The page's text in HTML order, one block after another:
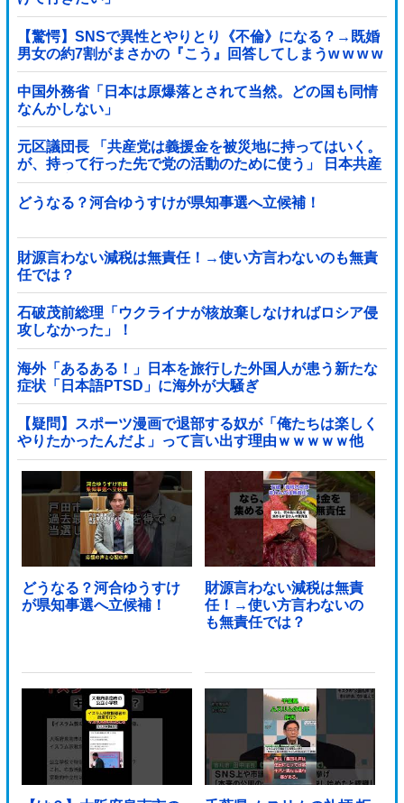
【驚愕】SNSで異性とやりとり《不倫》になる？→既婚
男女の約7割がまさかの『こう』回答してしまうw w w w
w w w w
中国外務省「日本は原爆落とされて当然。どの国も同情
なんかしない」
元区議団長 「共産党は義援金を被災地に持ってはいく。
が、持って行った先で党の活動のために使う」 日本共産
党「事実ではありません」
どうなる？河合ゆうすけが県知事選へ立候補！
財源言わない減税は無責任！→使い方言わないのも無責
任では？
石破茂前総理「ウクライナが核放棄しなければロシア侵
攻しなかった」！
海外「あるある！」日本を旅行した外国人が患う新たな
症状「日本語PTSD」に海外が大騒ぎ
【疑問】スポーツ漫画で退部する奴が「俺たちは楽しく
やりたかったんだよ」って言い出す理由ｗｗｗｗｗ他
どうなる？河合ゆうすけ
が県知事選へ立候補！
財源言わない減税は無責
任！→使い方言わないの
も無責任では？